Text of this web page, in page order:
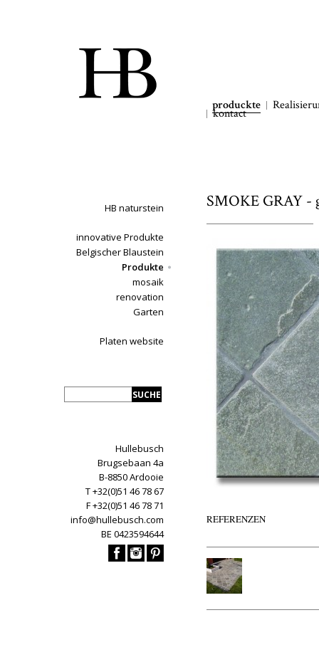
produckte
kontact
HB naturstein
innovative Produkte
Belgischer Blaustein
Produkte
mosaik
renovation
Garten
Platen website
Hullebusch
Brugsebaan 4a
B-8850 Ardooie
T +32(0)51 46 78 67
F +32(0)51 46 78 71
info@hullebusch.com
BE 0423594644
SMOKE GRAY -
REFERENZEN